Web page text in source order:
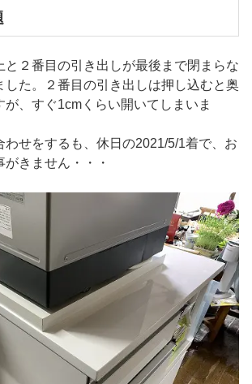
と２番目の引き出しが最後まで閉まらな
した。２番目の引き出しは押し込むと奥
が、すぐ1cmくらい開いてしまいま
わせをするも、休日の2021/5/1着で、お
きません・・・